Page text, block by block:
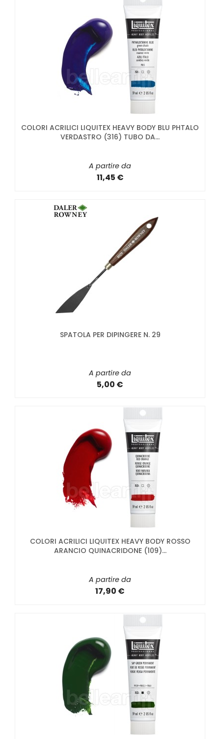
COLORI ACRILICI LIQUITEX HEAVY BODY BLU PHTALO
VERDASTRO (316) TUBO DA...
A partire da
11,45 €
SPATOLA PER DIPINGERE N. 29
A partire da
5,00 €
COLORI ACRILICI LIQUITEX HEAVY BODY ROSSO
ARANCIO QUINACRIDONE (109)...
A partire da
17,90 €